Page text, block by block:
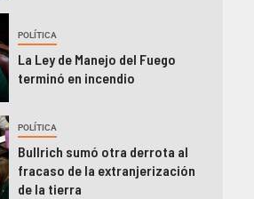
POLÍTICA
La Ley de Manejo del Fuego
terminó en incendio
POLÍTICA
Bullrich sumó otra derrota al
fracaso de la extranjerización
de la tierra